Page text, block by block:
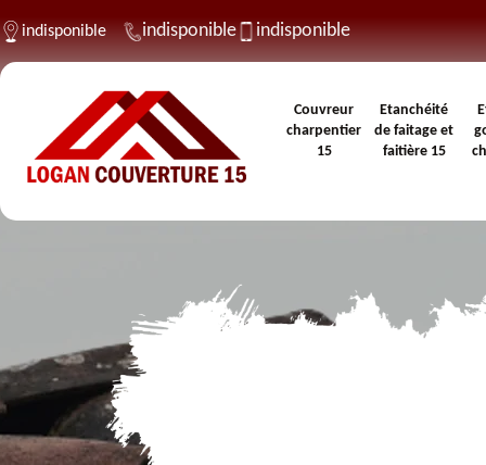
indisponible indisponible indisponible
Couvreur
charpentier
15
Etanchéité
de faitage et
faitière 15